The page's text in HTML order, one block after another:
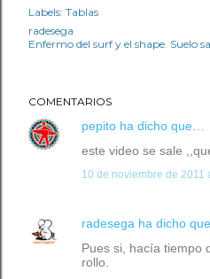
Labels: Tablas
radesega
Enfermo del surf y el shape. Suelo
COMENTARIOS
pepito ha dicho que…
este video se sale
10 de noviembre de 2011
radesega ha dicho
Pues si, hacía tiempo
rollo.